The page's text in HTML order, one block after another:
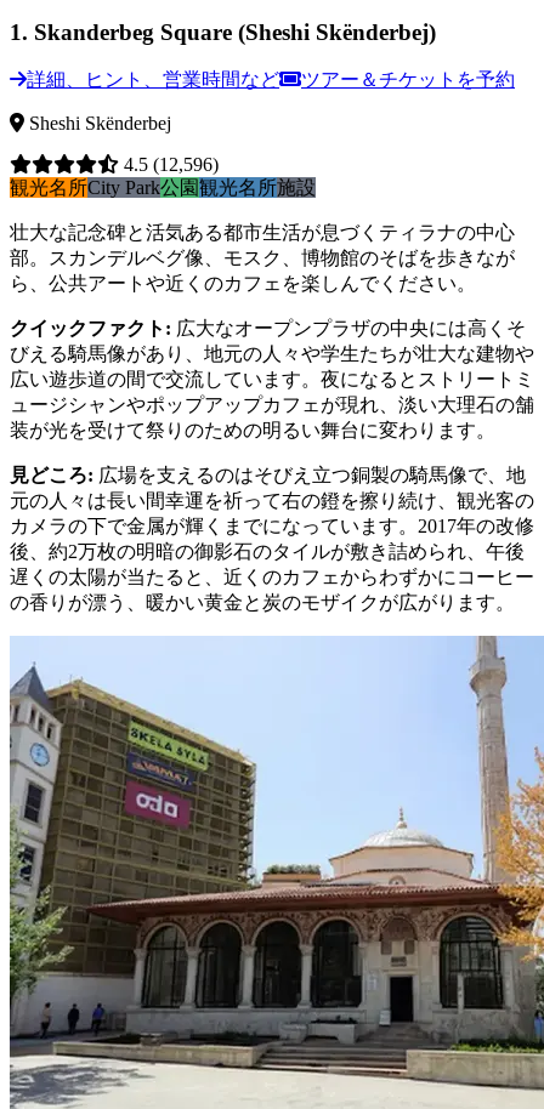
1. Skanderbeg Square (Sheshi Skënderbej)
詳細、ヒント、営業時間など ツアー＆チケットを予約
Sheshi Skënderbej
4.5 (12,596)
観光名所City Park公園観光名所施設
壮大な記念碑と活気ある都市生活が息づくティラナの中心
部。スカンデルベグ像、モスク、博物館のそばを歩きなが
ら、公共アートや近くのカフェを楽しんでください。
クイックファクト : 広大なオープンプラザの中央には高くそ
びえる騎馬像があり、地元の人々や学生たちが壮大な建物や
広い遊歩道の間で交流しています。夜になるとストリートミ
ュージシャンやポップアップカフェが現れ、淡い大理石の舗
装が光を受けて祭りのための明るい舞台に変わります。
見どころ: 広場を支えるのはそびえ立つ銅製の騎馬像で、地
元の人々は長い間幸運を祈って右の鐙を擦り続け、観光客の
カメラの下で金属が輝くまでになっています。2017年の改修
後、約2万枚の明暗の御影石のタイルが敷き詰められ、午後
遅くの太陽が当たると、近くのカフェからわずかにコーヒー
の香りが漂う、暖かい黄金と炭のモザイクが広がります。